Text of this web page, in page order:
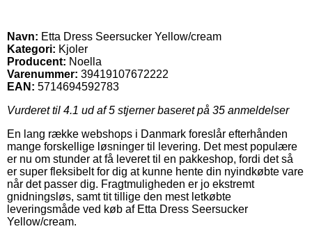
Navn: Etta Dress Seersucker Yellow/cream
Kategori: Kjoler
Producent: Noella
Varenummer: 39419107672222
EAN: 5714694592783
Vurderet til 4.1 ud af 5 stjerner baseret på 35 anmeldelser
En lang række webshops i Danmark foreslår efterhånden
mange forskellige løsninger til levering. Det mest populære
er nu om stunder at få leveret til en pakkeshop, fordi det så
er super fleksibelt for dig at kunne hente din nyindkøbte vare
når det passer dig. Fragtmuligheden er jo ekstremt
gnidningsløs, samt tit tillige den mest letkøbte
leveringsmåde ved køb af Etta Dress Seersucker
Yellow/cream.